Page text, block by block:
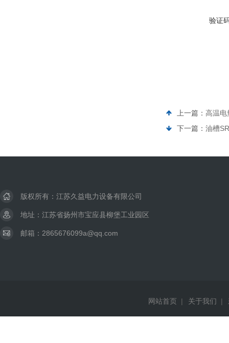
验证
上一篇： 高温电
下一篇： 油槽
版权所有：江苏久益电力设备有限公司
地址：江苏省扬州市宝应县柳堡工业园区
邮箱：2865676099a@qq.com
网站首页 | 关于我们 |